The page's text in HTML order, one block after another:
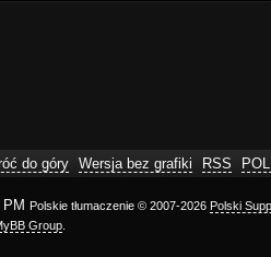
do góry Wersja bez grafiki RSS
Polskie tłumaczenie © 2007-2026 Polski
Group